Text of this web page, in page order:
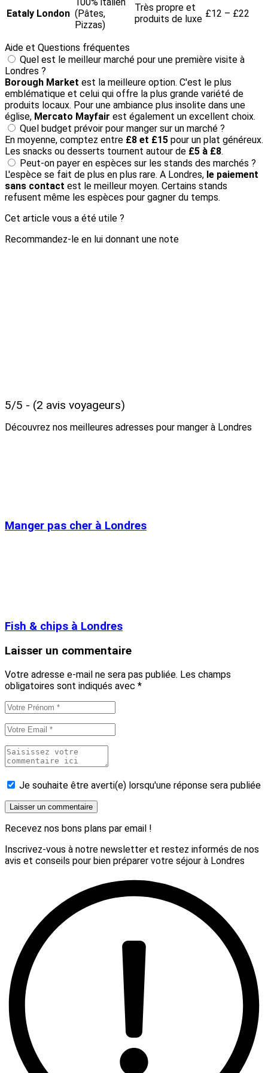
Eataly London (Pâtes,
Pizzas)
Très propre et
produits de luxe £12 – £22
Aide et Questions fréquentes
Quel est le meilleur marché pour une première visite à
Londres ?
Borough Market est la meilleure option. C'est le plus
emblématique et celui qui offre la plus grande variété de
produits locaux. Pour une ambiance plus insolite dans une
église, Mercato Mayfair est également un excellent choix.
Quel budget prévoir pour manger sur un marché ?
En moyenne, comptez entre £8 et £15 pour un plat généreux.
Les snacks ou desserts tournent autour de £5 à £8.
Peut-on payer en espèces sur les stands des marchés ?
L'espèce se fait de plus en plus rare. A Londres, le paiement
sans contact est le meilleur moyen. Certains stands
refusent même les espèces pour gagner du temps.
Cet article vous a été utile ?
Recommandez-le en lui donnant une note
5/5 - (2 avis voyageurs)
Découvrez nos meilleures adresses pour manger à Londres
Manger pas cher à Londres
Fish & chips à Londres
Laisser un commentaire
Votre adresse e-mail ne sera pas publiée. Les champs
obligatoires sont indiqués avec *
Je souhaite être averti(e) lorsqu'une réponse sera publiée
Recevez nos bons plans par email !
Inscrivez-vous à notre newsletter et restez informés de nos
avis et conseils pour bien préparer votre séjour à Londres